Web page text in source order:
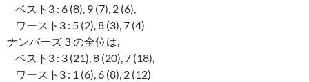
ベスト3 : 6 (8), 9 (7), 2 (6),
ワースト3 : 5 (2), 8 (3), 7 (4)
ナンバーズ３の全位は,
ベスト3 : 3 (21), 8 (20), 7 (18),
ワースト3 : 1 (6), 6 (8), 2 (12)